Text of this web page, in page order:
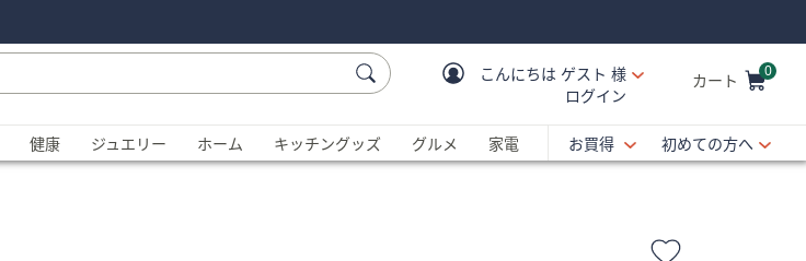
こんにちは ゲスト 様
ログイン
カート 0
健康 ジュエリー ホーム キッチングッズ グルメ 家電 お買得 初めての方へ